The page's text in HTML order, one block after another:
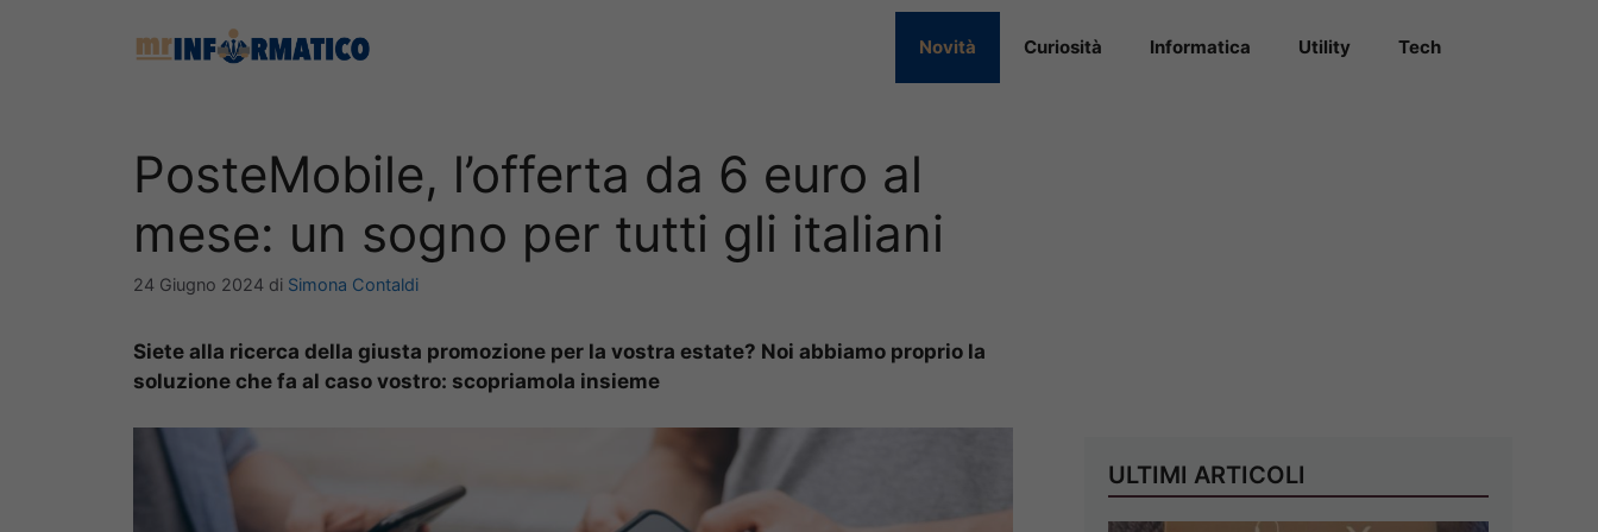
Novità Curiosità Informatica Utility Tech
PosteMobile, l’offerta da 6 euro al
mese: un sogno per tutti gli italiani
24 Giugno 2024 di Simona Contaldi
Siete alla ricerca della giusta promozione per la vostra estate? Noi abbiamo proprio la
soluzione che fa al caso vostro: scopriamola insieme
ULTIMI ARTICOLI